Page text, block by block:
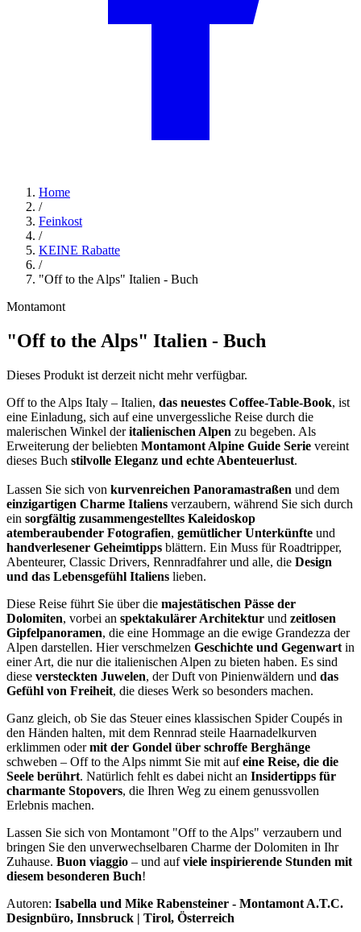
Home
/
Feinkost
/
KEINE Rabatte
/
"Off to the Alps" Italien - Buch
Montamont
"Off to the Alps" Italien - Buch
Dieses Produkt ist derzeit nicht mehr verfügbar.
Off to the Alps Italy – Italien, das neuestes Coffee-Table-Book, ist
eine Einladung, sich auf eine unvergessliche Reise durch die
malerischen Winkel deritalienischen Alpen zu begeben. Als
Erweiterung der beliebten Montamont Alpine Guide Serie vereint
dieses Buch stilvolle Eleganz und echte Abenteuerlust.
Lassen Sie sich von kurvenreichen Panoramastraßen und dem
einzigartigen Charme Italiens verzaubern, während Sie sich durch
ein sorgfältig zusammengestelltes Kaleidoskop
atemberaubender Fotografien, gemütlicher Unterkünfte und
handverlesener Geheimtipps blättern. Ein Muss für Roadtripper,
Abenteurer, Classic Drivers, Rennradfahrer und alle, die Design
und das Lebensgefühl Italiens lieben.
Diese Reise führt Sie über die majestätischen Pässe der
Dolomiten, vorbei an spektakulärer Architektur und zeitlosen
Gipfelpanoramen, die eine Hommage an die ewige Grandezza der
Alpen darstellen. Hier verschmelzen Geschichte und Gegenwart in
einer Art, die nur die italienischen Alpen zu bieten haben. Es sind
diese versteckten Juwelen, der Duft von Pinienwäldern und das
Gefühl von Freiheit, die dieses Werk so besonders machen.
Ganz gleich, ob Sie das Steuer eines klassischen Spider Coupés in
den Händen halten, mit dem Rennrad steile Haarnadelkurven
erklimmen odermit der Gondel über schroffe Berghänge
schweben – Off to the Alps nimmt Sie mit aufeine Reise, die die
Seele berührt. Natürlich fehlt es dabei nicht an Insidertipps für
charmante Stopovers, die Ihren Weg zu einem genussvollen
Erlebnis machen.
Lassen Sie sich von Montamont "Off to the Alps" verzaubern und
bringen Sie den unverwechselbaren Charme der Dolomiten in Ihr
Zuhause. Buon viaggio – und aufviele inspirierende Stunden mit
diesem besonderen Buch!
Autoren: Isabella und Mike Rabensteiner - Montamont A.T.C.
Designbüro, Innsbruck | Tirol, Österreich